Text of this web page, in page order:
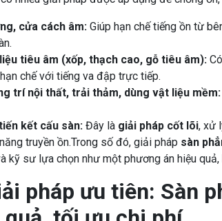
cửa cách âm: Giúp hạn chế tiếng ồn từ
tiêu âm (xốp, thạch cao, gỗ tiêu âm):
chế với tiếng va đập trực tiếp.
trí nội thất, trải thảm, dùng vật liệu mềm:
kết cấu sàn: Đây là giải pháp cốt lõi, xử
truyền ồn.Trong số đó, giải pháp sàn
kỹ sư lựa chọn như một phương án hiệu
pháp ưu tiên: Sàn